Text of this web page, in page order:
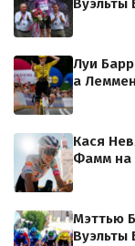
Вуэльты
Луи
а
Кася
Фамм на
Мэттью
Вуэльты